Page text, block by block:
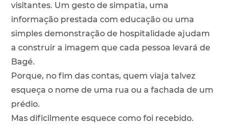
visitantes. Um gesto de simpatia, uma
informação prestada com educação ou uma
simples demonstração de hospitalidade ajudam
a construir a imagem que cada pessoa levará de
Bagé.
Porque, no fim das contas, quem viaja talvez
esqueça o nome de uma rua ou a fachada de um
prédio.
Mas dificilmente esquece como foi recebido.